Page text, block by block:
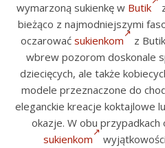
wymarzoną sukienkę w Butik
bieżąco z najmodniejszymi
oczarować sukienkom
z
wbrew pozorom doskonale
dziecięcych, ale także
modele przeznaczone do
eleganckie kreacje koktajlowe
okazje. W obu
sukienkom